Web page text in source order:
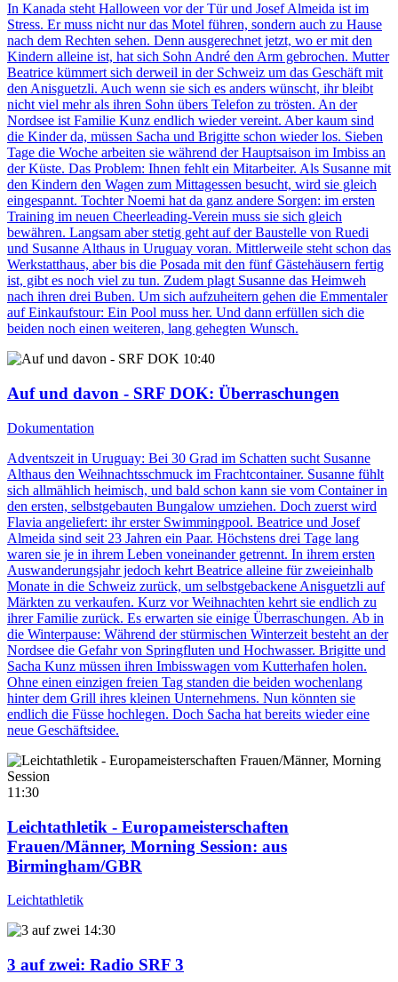
In Kanada steht Halloween vor der Tür und Josef Almeida ist im
Stress. Er muss nicht nur das Motel führen, sondern auch zu Hause
nach dem Rechten sehen. Denn ausgerechnet jetzt, wo er mit den
Kindern alleine ist, hat sich Sohn André den Arm gebrochen. Mutter
Beatrice kümmert sich derweil in der Schweiz um das Geschäft mit
den Anisguetzli. Auch wenn sie sich es anders wünscht, ihr bleibt
nicht viel mehr als ihren Sohn übers Telefon zu trösten. An der
Nordsee ist Familie Kunz endlich wieder vereint. Aber kaum sind
die Kinder da, müssen Sacha und Brigitte schon wieder los. Sieben
Tage die Woche arbeiten sie während der Hauptsaison im Imbiss an
der Küste. Das Problem: Ihnen fehlt ein Mitarbeiter. Als Susanne mit
den Kindern den Wagen zum Mittagessen besucht, wird sie gleich
eingespannt. Tochter Noemi hat da ganz andere Sorgen: im ersten
Training im neuen Cheerleading-Verein muss sie sich gleich
bewähren. Langsam aber stetig geht auf der Baustelle von Ruedi
und Susanne Althaus in Uruguay voran. Mittlerweile steht schon das
Werkstatthaus, aber bis die Posada mit den fünf Gästehäusern fertig
ist, gibt es noch viel zu tun. Zudem plagt Susanne das Heimweh
nach ihren drei Buben. Um sich aufzuheitern gehen die Emmentaler
auf Einkaufstour: Ein Pool muss her. Und dann erfüllen sich die
beiden noch einen weiteren, lang gehegten Wunsch.
10:40
Auf und davon - SRF DOK: Überraschungen
Dokumentation
Adventszeit in Uruguay: Bei 30 Grad im Schatten sucht Susanne
Althaus den Weihnachtsschmuck im Frachtcontainer. Susanne fühlt
sich allmählich heimisch, und bald schon kann sie vom Container in
den ersten, selbstgebauten Bungalow umziehen. Doch zuerst wird
Flavia angeliefert: ihr erster Swimmingpool. Beatrice und Josef
Almeida sind seit 23 Jahren ein Paar. Höchstens drei Tage lang
waren sie je in ihrem Leben voneinander getrennt. In ihrem ersten
Auswanderungsjahr jedoch kehrt Beatrice alleine für zweieinhalb
Monate in die Schweiz zurück, um selbstgebackene Anisguetzli auf
Märkten zu verkaufen. Kurz vor Weihnachten kehrt sie endlich zu
ihrer Familie zurück. Es erwarten sie einige Überraschungen. Ab in
die Winterpause: Während der stürmischen Winterzeit besteht an der
Nordsee die Gefahr von Springfluten und Hochwasser. Brigitte und
Sacha Kunz müssen ihren Imbisswagen vom Kutterhafen holen.
Ohne einen einzigen freien Tag standen die beiden wochenlang
hinter dem Grill ihres kleinen Unternehmens. Nun könnten sie
endlich die Füsse hochlegen. Doch Sacha hat bereits wieder eine
neue Geschäftsidee.
11:30
Leichtathletik - Europameisterschaften
Frauen/Männer, Morning Session: aus
Birmingham/GBR
Leichtathletik
14:30
3 auf zwei: Radio SRF 3